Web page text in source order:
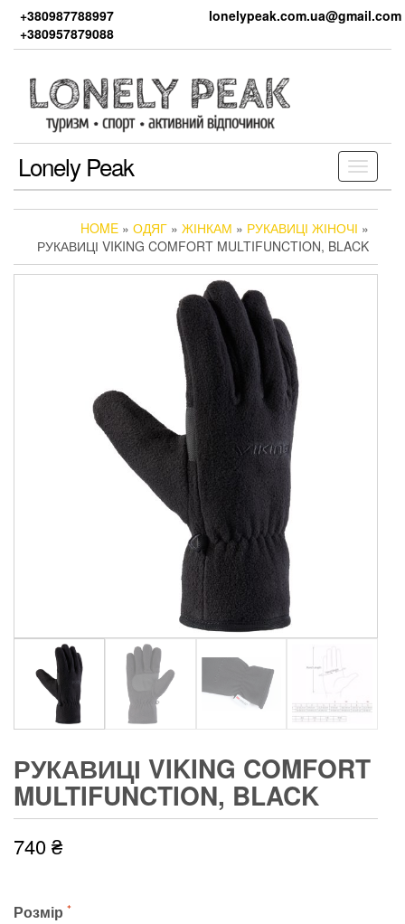
the
+380987788997
+380957879088
lonelypeak.com.ua@gmail.com
Toggle
Lonely Peak
HOME » ОДЯГ » ЖІНКАМ » РУКАВИЦІ ЖІНОЧІ »
РУКАВИЦІ VIKING COMFORT MULTIFUNCTION, BLACK
РУКАВИЦІ VIKING COMFORT
MULTIFUNCTION, BLACK
740₴
Розмір